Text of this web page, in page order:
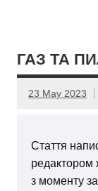
ГАЗ ТА
23 May 2023
Стаття
редактором
з моменту